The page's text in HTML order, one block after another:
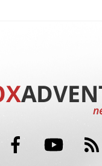
Twitter Facebook YouTube